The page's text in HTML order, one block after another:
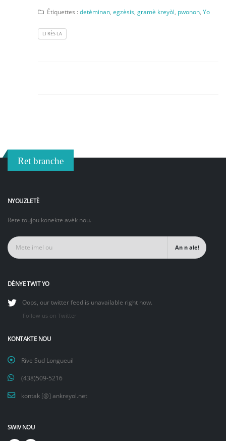
Étiquettes :detèminan egzèsis gramè kreyòl pwonon Yo
LI RÈS LA
Ret branche
NYOUZLETÈ
Rete toujou konekte avèk nou.
An n ale!
DÈNYE TWIT YO
Oops, our twitter feed is unavailable right now.
Follow us on Twitter
KONTAKTE NOU
Rive Sud Longueuil
(438)509-5216
kontak [@] ankreyol.net
SWIV NOU